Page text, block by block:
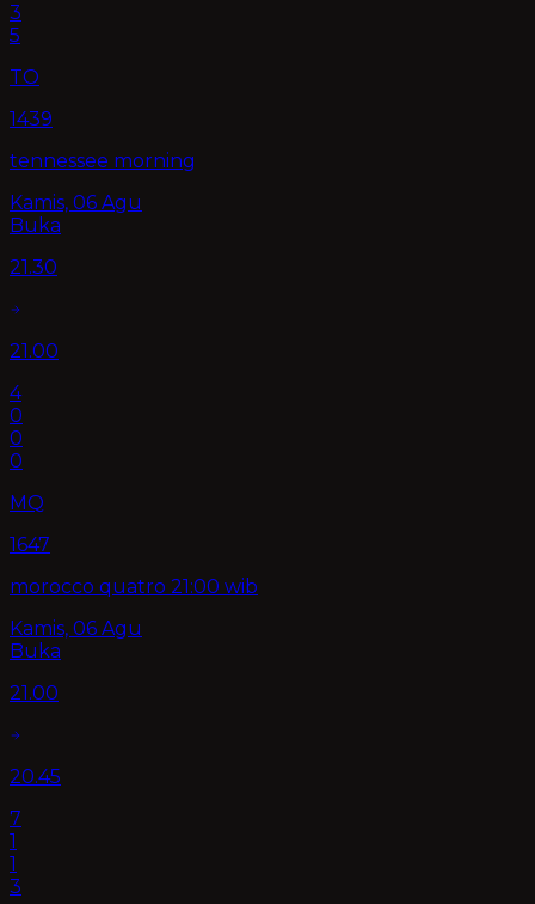
3
5
TO
1439
tennessee morning
Kamis, 06 Agu
Buka
21.30
21.00
4
0
0
0
MQ
1647
morocco quatro 21:00 wib
Kamis, 06 Agu
Buka
21.00
20.45
7
1
1
3